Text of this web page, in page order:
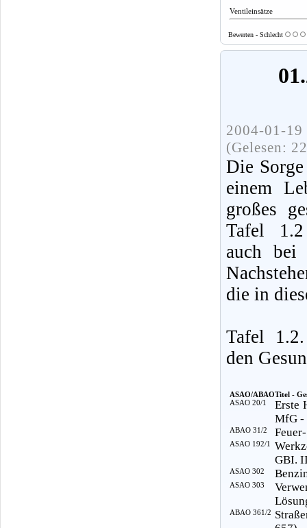
Ventileinsätze
Bewerten - Schlecht
2004-01-
(Gelesen:
Die
einem
großes
Tafel 1.2
auch bei
die in
Tafel
den
ASAO/ABAOTitel -
ASAO 20/1
Erste
MfG -
ABAO 31/2
ASAO 192/1
GBI.
ASAO 302
ASAO 303
ABAO 361/2